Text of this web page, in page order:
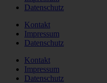
Datenschutz
Kontakt
Impressum
Datenschutz
Kontakt
Impressum
Datenschutz